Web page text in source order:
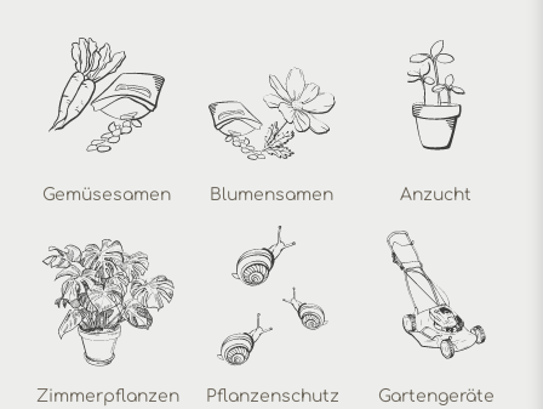
Gemüsesamen Blumensamen Anzucht
Zimmerpflanzen Pflanzenschutz Gartengeräte